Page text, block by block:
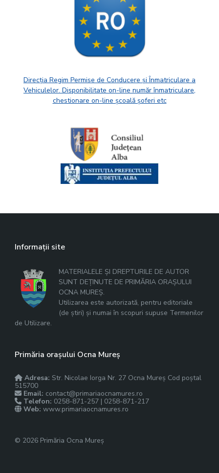
Direcția Regim Permise de Conducere și Înmatriculare a
Vehiculelor. Disponibilitate on-line număr înmatriculare,
chestionare on-line școală șoferi etc
Informații site
MATERIALELE ȘI DREPTURILE DE AUTOR
SUNT DEȚINUTE DE PRIMĂRIA ORAȘULUI
OCNA MUREȘ.
Utilizarea este autorizată, pentru editoriale
(de știri) și numai în scopuri supuse Termenilor
de Utilizare.
Primăria orașului Ocna Mureș
Adresa: Str. Nicolae Iorga Nr. 27 Ocna Mureș Cod poștal
515700
Email: contact@primariaocnamures.ro
Telefon: 0258-871-257 | 0258-871-217
Web: www.primariaocnamures.ro
© 2026 Primăria Ocna Mureș